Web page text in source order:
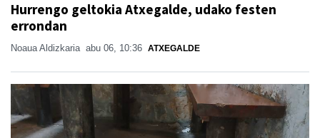
Hurrengo geltokia Atxegalde, udako festen
errondan
Noaua Aldizkaria abu 06, 10:36 ATXEGALDE